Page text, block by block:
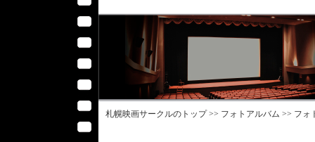
札幌映画サークルのトップ >> フォトアルバム >> フォ